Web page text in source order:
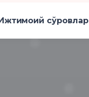
Ижтимоий сўровлар